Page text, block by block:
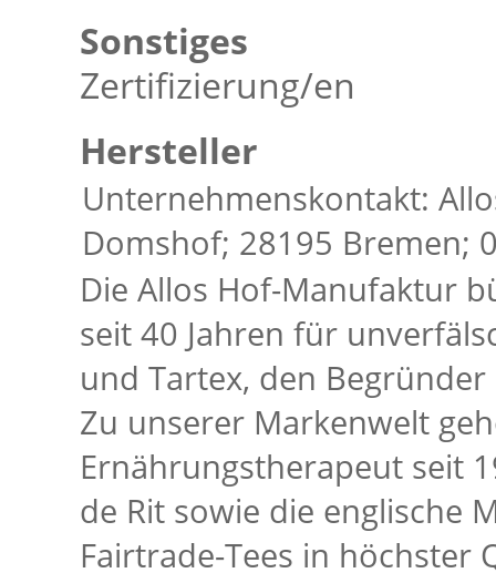
Sonstiges
Zertifizierung/en
Hersteller
Unternehmenskontakt:
Domshof; 28195 Bremen;
Die Allos Hof-Manufaktur
seit 40 Jahren für
und Tartex, den
Zu unserer Markenwelt
Ernährungstherapeut seit
de Rit sowie die englische
Fairtrade-Tees in höchster